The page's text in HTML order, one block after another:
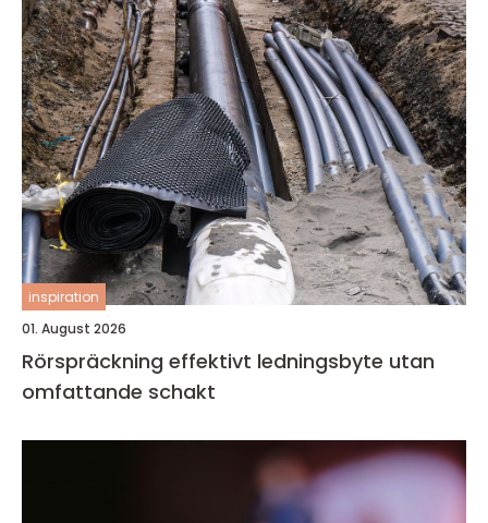
inspiration
01. August 2026
Rörspräckning effektivt ledningsbyte utan
omfattande schakt